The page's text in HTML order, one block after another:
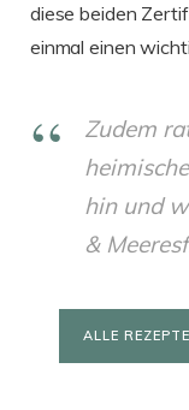
diese beiden
einmal einen
Zudem
hin und
&
ALLE